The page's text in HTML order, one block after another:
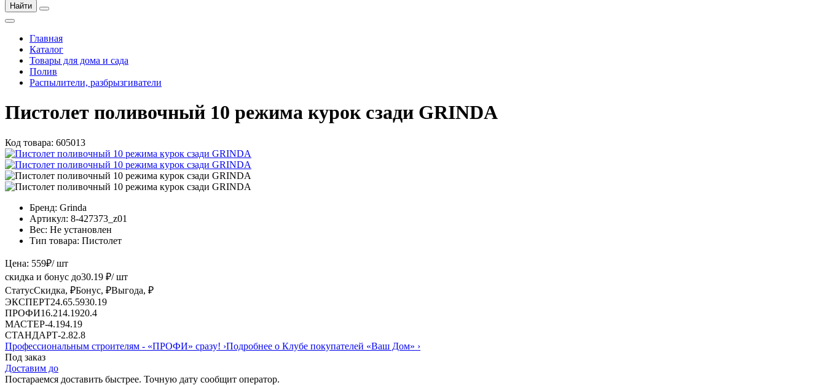
Найти
Главная
Каталог
Товары для дома и сада
Полив
Распылители, разбрызгиватели
Пистолет поливочный 10 режима курок сзади GRINDA
Код товара: 605013
Бренд: Grinda
Артикул: 8-427373_z01
Вес: Не установлен
Тип товара: Пистолет
Цена: 559₽/ шт
скидка и бонус до30.19 ₽/ шт
СтатусСкидка, ₽Бонус, ₽Выгода, ₽
ЭКСПЕРТ24.65.5930.19
ПРОФИ16.214.1920.4
МАСТЕР-4.194.19
СТАНДАРТ-2.82.8
Профессиональным строителям - «ПРОФИ» сразу! ›Подробнее о Клубе покупателей «Ваш Дом» ›
Под заказ
Доставим до
Постараемся доставить быстрее. Точную дату сообщит оператор.